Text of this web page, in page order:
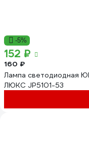
-5%
152 ₽
160 ₽
Лампа светодиодная
ЛЮКС JP5101-53